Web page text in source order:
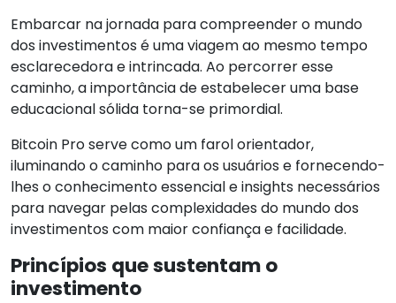
Embarcar na jornada para compreender o mundo
dos investimentos é uma viagem ao mesmo tempo
esclarecedora e intrincada. Ao percorrer esse
caminho, a importância de estabelecer uma base
educacional sólida torna-se primordial.
Bitcoin Pro serve como um farol orientador,
iluminando o caminho para os usuários e fornecendo-
lhes o conhecimento essencial e insights necessários
para navegar pelas complexidades do mundo dos
investimentos com maior confiança e facilidade.
Princípios que sustentam o
investimento